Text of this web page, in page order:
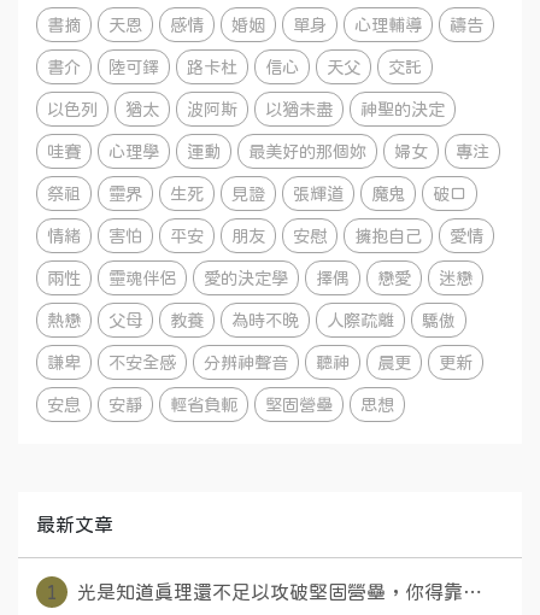
書摘 天恩 感情 婚姻 單身 心理輔導 禱告
書介 陸可鐸 路卡杜 信心 天父 交託
以色列 猶太 波阿斯 以猶未盡 神聖的決定
哇賽 心理學 運動 最美好的那個妳 婦女 專注
祭祖 靈界 生死 見證 張輝道 魔鬼 破口
情緒 害怕 平安 朋友 安慰 擁抱自己 愛情
兩性 靈魂伴侶 愛的決定學 擇偶 戀愛 迷戀
熱戀 父母 教養 為時不晚 人際疏離 驕傲
謙卑 不安全感 分辨神聲音 聽神 晨更 更新
安息 安靜 輕省負軛 堅固營壘 思想
最新文章
1 光是知道真理還不足以攻破堅固營壘，你得靠⋯